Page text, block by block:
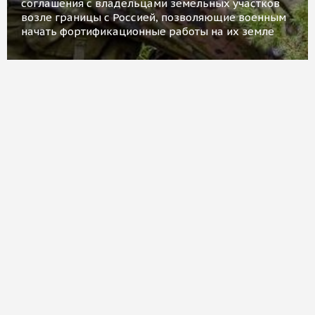
соглашения с владельцами земельных участков
возле границы с Россией, позволяющие военным
начать фортификационные работы на их земле